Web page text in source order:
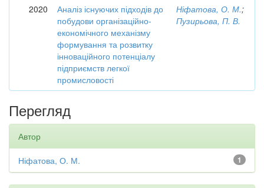
2020
Аналіз існуючих підходів до
побудови організаційно-
економічного механізму
формування та розвитку
інноваційного потенціалу
підприємств легкої
промисловості
Ніфатова, О. М.;
Пузирьова, П. В.
Перегляд
Автор
1
Ніфатова, О. М.